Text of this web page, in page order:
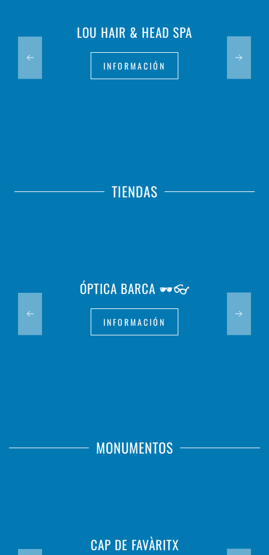
LOU HAIR & HEAD SPA
INFORMACIÓN
TIENDAS
ÓPTICA BARCA 🕶️👓
INFORMACIÓN
MONUMENTOS
CAP DE FAVÀRITX